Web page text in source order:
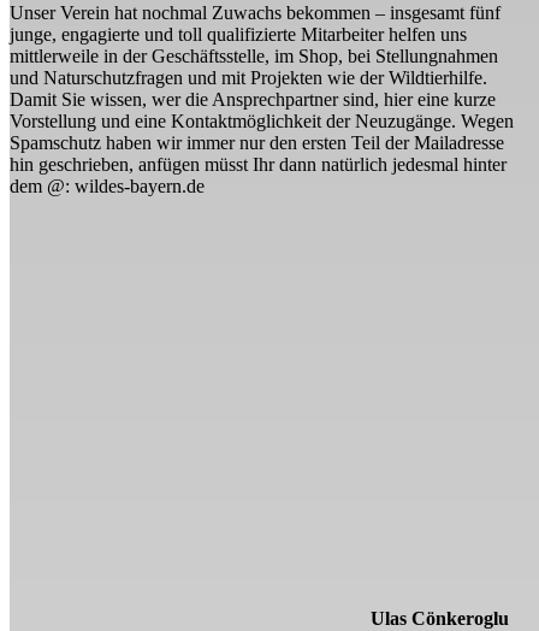
Unser Verein hat nochmal Zuwachs bekommen – insgesamt fünf
junge, engagierte und toll qualifizierte Mitarbeiter helfen uns
mittlerweile in der Geschäftsstelle, im Shop, bei Stellungnahmen
und Naturschutzfragen und mit Projekten wie der Wildtierhilfe.
Damit Sie wissen, wer die Ansprechpartner sind, hier eine kurze
Vorstellung und eine Kontaktmöglichkeit der Neuzugänge. Wegen
Spamschutz haben wir immer nur den ersten Teil der Mailadresse
hin geschrieben, anfügen müsst Ihr dann natürlich jedesmal hinter
dem @: wildes-bayern.de
Ulas Cönkeroglu